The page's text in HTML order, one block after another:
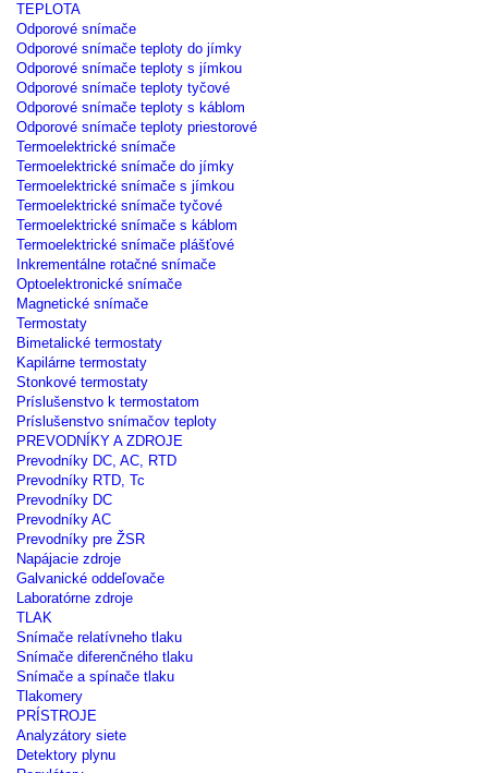
TEPLOTA
Odporové snímače
Odporové snímače teploty do jímky
Odporové snímače teploty s jímkou
Odporové snímače teploty tyčové
Odporové snímače teploty s káblom
Odporové snímače teploty priestorové
Termoelektrické snímače
Termoelektrické snímače do jímky
Termoelektrické snímače s jímkou
Termoelektrické snímače tyčové
Termoelektrické snímače s káblom
Termoelektrické snímače plášťové
Inkrementálne rotačné snímače
Optoelektronické snímače
Magnetické snímače
Termostaty
Bimetalické termostaty
Kapilárne termostaty
Stonkové termostaty
Príslušenstvo k termostatom
Príslušenstvo snímačov teploty
PREVODNÍKY A ZDROJE
Prevodníky DC, AC, RTD
Prevodníky RTD, Tc
Prevodníky DC
Prevodníky AC
Prevodníky pre ŽSR
Napájacie zdroje
Galvanické oddeľovače
Laboratórne zdroje
TLAK
Snímače relatívneho tlaku
Snímače diferenčného tlaku
Snímače a spínače tlaku
Tlakomery
PRÍSTROJE
Analyzátory siete
Detektory plynu